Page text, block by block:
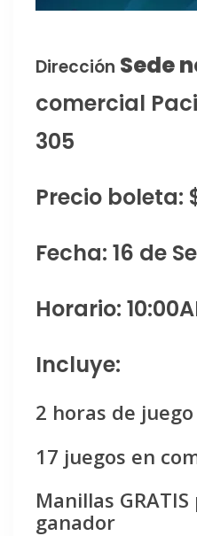
Dirección Sede
comercial
305
Precio boleta:
Fecha: 16 de
Horario:
Incluye:
2 horas de
17 juegos en
Manillas
ganador